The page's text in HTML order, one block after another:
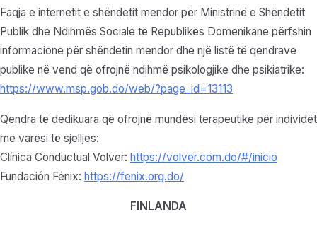
Faqja e internetit e shëndetit mendor për Ministrinë e Shëndetit
Publik dhe Ndihmës Sociale të Republikës Domenikane përfshin
informacione për shëndetin mendor dhe një listë të qendrave
publike në vend që ofrojnë ndihmë psikologjike dhe psikiatrike:
https://www.msp.gob.do/web/?page_id=13113
Qendra të dedikuara që ofrojnë mundësi terapeutike për individët
me varësi të sjelljes:
Clínica Conductual Volver: https://volver.com.do/#/inicio
Fundación Fénix: https://fenix.org.do/
FINLANDA